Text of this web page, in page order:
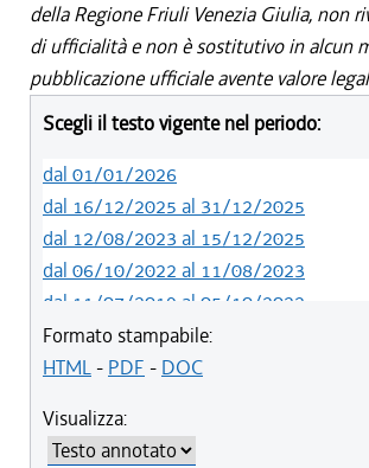
della Regione Friuli Venezia Giulia, non
di ufficialità e non è sostitutivo in alcun
pubblicazione ufficiale avente valore
Scegli il testo vigente nel periodo:
dal 01/01/2026
dal 16/12/2025 al 31/12/2025
dal 12/08/2023 al 15/12/2025
dal 06/10/2022 al 11/08/2023
dal 11/07/2019 al 05/10/2022
dal 01/05/2019 al 10/07/2019
dal 12/04/2018 al 30/04/2019
dal 01/01/2018 al 28/03/2018
dal 09/11/2017 al 31/12/2017
Formato stampabile:
HTML- PDF - DOC
Visualizza: